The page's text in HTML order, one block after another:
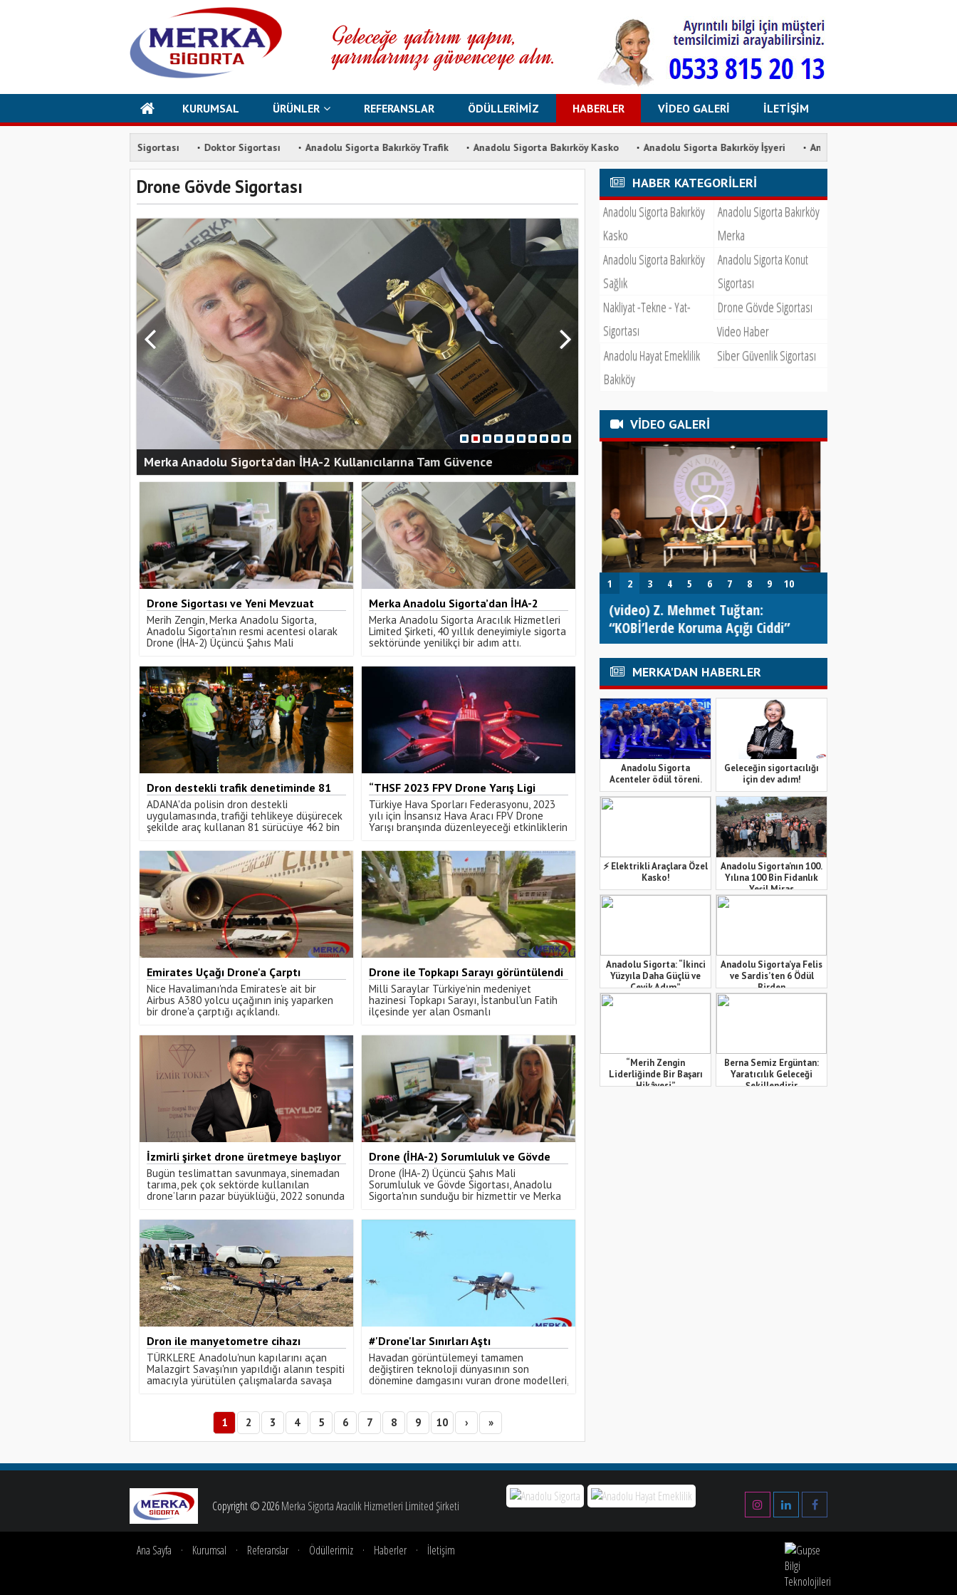
KURUMSAL ÜRÜNLER REFERANSLAR ÖDÜLLERİMİZ HABERLER VİDEO GALERİ İLETİŞİM
· Doktor Sigortası · Anadolu Sigorta Bakırköy Trafik · Anadolu Sigorta Bakırköy Kasko · Anadolu Sigorta Bakırköy İşyeri · Anadolu Sigorta Bakırköy Merka
Drone Gövde Sigortası
Merka Anadolu Sigorta’dan İHA-2 Kullanıcılarına Tam Güvence
Drone Sigortası ve Yeni Mevzuat
Düzenlemeleri
Merih Zengin, Merka Anadolu Sigorta,
Anadolu Sigorta'nın resmi acentesi olarak
Drone (İHA-2) Üçüncü Şahıs Mali
sunuyor.
Merka Anadolu Sigorta’dan İHA-2
Kullanıcılarına Tam Güvence
Merka Anadolu Sigorta Aracılık Hizmetleri
Limited Şirketi, 40 yıllık deneyimiyle sigorta
sektöründe yenilikçi bir adım attı.
Dron destekli trafik denetiminde 81
sürücüye 462 bin TL ceza
ADANA'da polisin dron destekli
uygulamasında, trafiği tehlikeye düşürecek
şekilde araç kullanan 81 sürücüye 462 bin
“THSF 2023 FPV Drone Yarış Ligi
Takvimi Açıklandı“
Türkiye Hava Sporları Federasyonu, 2023
yılı için İnsansız Hava Aracı FPV Drone
Yarışı branşında düzenleyeceği etkinliklerin
Emirates Uçağı Drone'a Çarptı
Nice Havalimanı'nda Emirates'e ait bir
Airbus A380 yolcu uçağının iniş yaparken
bir drone'a çarptığı açıklandı.
Drone ile Topkapı Sarayı görüntülendi
Milli Saraylar Türkiye’nin medeniyet
hazinesi Topkapı Sarayı, İstanbul'un Fatih
ilçesinde yer alan Osmanlı
İstanbul'da bulunan tarihi bir saray
İzmirli şirket drone üretmeye başlıyor
Bugün teslimattan savunmaya, sinemadan
tarıma, pek çok sektörde kullanılan
drone’ların pazar büyüklüğü, 2022 sonunda
Drone (İHA-2) Sorumluluk ve Gövde
Sigortası
Drone (İHA-2) Üçüncü Şahıs Mali
Sorumluluk ve Gövde Sigortası, Anadolu
Sigorta'nın sunduğu bir hizmettir ve Merka
yetkili bir acentesidir.
Dron ile manyetometre cihazı
kullanıldı
TÜRKLERE Anadolu'nun kapılarını açan
Malazgirt Savaşı'nın yapıldığı alanın tespiti
amacıyla yürütülen çalışmalarda savaşa
#'Drone'lar Sınırları Aştı
Havadan görüntülemeyi tamamen
değiştiren teknoloji dünyasının son
dönemine damgasını vuran drone modelleri,
1
2 3 4 5 6 7 8 9 10 › »
HABER KATEGORİLERİ
Anadolu Sigorta Bakırköy
Kasko
Anadolu Sigorta Bakırköy
Merka
Anadolu Sigorta Bakırköy
Sağlık
Anadolu Sigorta Konut
Sigortası
Nakliyat -Tekne - Yat-
Sigortası
Drone Gövde Sigortası
Video Haber
Anadolu Hayat Emeklilik
Bakıköy
Siber Güvenlik Sigortası
VİDEO GALERİ
( video)Hayat Kurtaran Drone DJI
Matrice 30
(video)Bodrum Yalıkavak’ta
Motoryat Yangını!
(video) Z. Mehmet Tuğtan:
“KOBİ’lerde Koruma Açığı Ciddi”
1 2 3 4 5 6 7 8 9 10
MERKA'DAN HABERLER
Anadolu Sigorta
Acenteler ödül töreni.
Geleceğin sigortacılığı
için dev adım!
⚡ Elektrikli Araçlara Özel
Kasko!
Anadolu Sigorta’nın 100.
Yılına 100 Bin Fidanlık
Yeşil Miras
Anadolu Sigorta: “İkinci
Yüzyıla Daha Güçlü ve
Çevik Adım”
Anadolu Sigorta’ya Felis
ve Sardis’ten 6 Ödül
Birden
“Merih Zengin
Liderliğinde Bir Başarı
Hikâyesi”
Berna Semiz Ergüntan:
Yaratıcılık Geleceği
Şekillendirir
Copyright © 2026Merka Sigorta Aracılık Hizmetleri Limited Şirketi
Ana Sayfa · Kurumsal · Referanslar · Ödüllerimiz · Haberler · İletişim